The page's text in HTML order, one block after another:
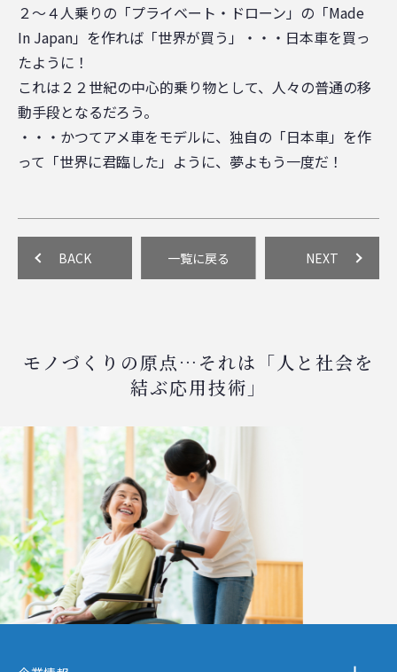
２～４人乗りの「プライベート・ドローン」の「Made
In Japan」を作れば「世界が買う」・・・日本車を買っ
たように！
これは２２世紀の中心的乗り物として、人々の普通の移
動手段となるだろう。
・・・かつてアメ車をモデルに、独自の「日本車」を作
って「世界に君臨した」ように、夢よもう一度だ！
BACK NEXT
一覧に戻る
モノづくりの原点…それは「人と社会を
結ぶ応用技術」